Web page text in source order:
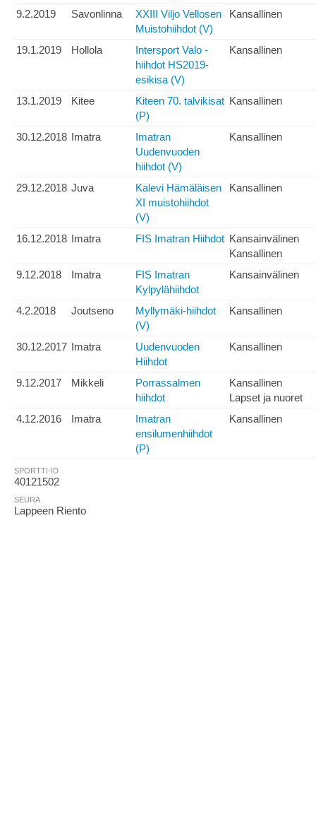
9.2.2019 Savonlinna
XXIII Viljo Vellosen
Muistohiihdot (V)
Kansallinen
19.1.2019 Hollola
Intersport Valo -
hiihdot HS2019-
esikisa (V)
Kansallinen
13.1.2019 Kitee
Kiteen 70. talvikisat
(P)
Kansallinen
30.12.2018 Imatra
Imatran
Uudenvuoden
hiihdot (V)
Kansallinen
29.12.2018 Juva
Kalevi Hämäläisen
XI muistohiihdot
(V)
Kansallinen
16.12.2018 Imatra FIS Imatran Hiihdot Kansainvälinen
Kansallinen
9.12.2018
Imatra
FIS Imatran
Kylpylähiihdot
Kansainvälinen
4.2.2018 Joutseno
Myllymäki-hiihdot
(V)
Kansallinen
30.12.2017 Imatra
Uudenvuoden
Hiihdot
Kansallinen
9.12.2017 Mikkeli
Porrassalmen
hiihdot
Kansallinen
Lapset ja nuoret
4.12.2016
Imatra
Imatran
ensilumenhiihdot
(P)
Kansallinen
SPORTTI-ID
40121502
SEURA
Lappeen Riento